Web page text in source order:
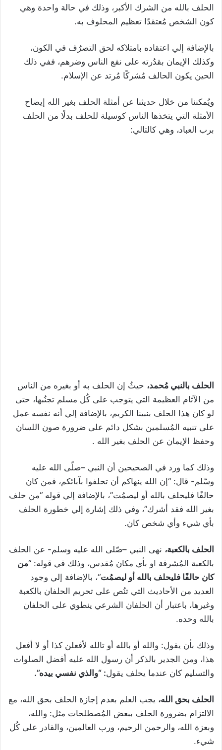
الحلف بالله من الشرك الأكبر، وذلك في حالة واحدة وهي
كون الشخص مُعتقدًا تعظيم المحلوف به.
بالإضافة إلي اعتقاده بامتلاكه لحق التصرُف في الكون،
وكذلك الإيمان بقدُرته على نفع الناس وضرهم، ففي ذلك
الحين يكون الحالف مُشركًا مُرتد عن الإسلام.
ويُمكننا من خلال حديثنا عن أمثلة الحلف بغير الله إيضاح
الأمثلة التي يتخذها الناس كوسيلة للحلف بدلًا من الحلف
برب العباد، وهي كالتالي:
الحلف بالنبي مُحمد، حيثُ إن الحلف به أو بغيره من الناس
من الآثام العظيمة التي يتوجب على كُل مسلم تجنُبها، حتى
لو كان هذا الحلف بنبينا الكريم، بالإضافة إلي أنه نفسه عمل
على تنبيه المُسلمين بشكل دائم على ضرورة صون اللسان
وحفظ الإيمان عن الحلف بغير الله .
وذلك كما ورد في الصحيحين أن النبي –صلًى الله عليه
وسّلم- قال: “إن الله ينهاكم أن تحلفوا بآبائكم، فمن كان
حالفًا فليحلف بالله أو ليصمُت”، بالإضافة إلي قوله “من حلف
بغير الله فقد أشرك”، وفي ذلك إشارة إلي خطورة الحلف
بأي شيء وأي شخص كان.
الحلف بالكعبة، نهى النبي –صّلى الله عليه وسلم- عن الحلف
بالكعبة المُشرفة او بأي مكان مُقدس، وذلك في قوله: “من
كان حالفًا فليحلف بالله أو ليصمُت“، بالإضافة إلي وجود
العديد من الأحاديث التي تنُص على تحريم الحلفان بالكعبة
وغيرها، باعتبار أن الحلفان الشرعي ينطوي على الحلفان
بالله وحده.
وذلك بأن يقول: والله أو بالله أو تالله لأفعلن كذا أو لا أفعل
هذا، ومن الجدير بالذكر أن رسول الله عليه أفضل الصلوات
والتسليم كان عندما يحلف يقول: “والذي نفسي بيده”.
الحلف بحق الله، يجب العلم بعدم إجازة الحلف بحق الله، مع
الالتزام بضرورة الحلف ببعض المُصطلحات مثل: والله،
وبعزة الله، والرحمن الرحيم، ورب العالمين، والقادر على كُل
شيء.